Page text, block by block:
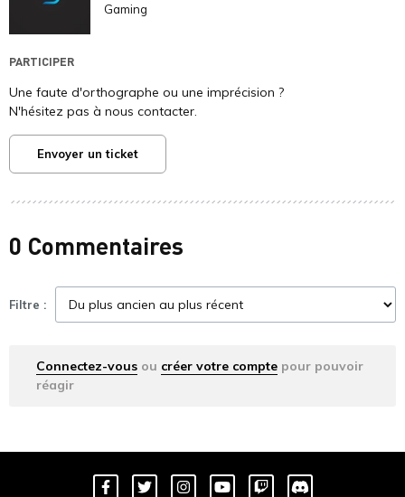
Gaming
PARTICIPER
Une faute d'orthographe ou une imprécision ?
N'hésitez pas à nous contacter.
Envoyer un ticket
0 Commentaires
Filtre :
Connectez-vous ou créer votre compte pour pouvoir
réagir